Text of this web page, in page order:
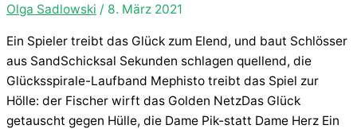
Olga Sadlowski / 8. März 2021
Ein Spieler treibt das Glück zum Elend, und baut Schlösser
aus SandSchicksal Sekunden schlagen quellend, die
Glücksspirale-Laufband Mephisto treibt das Spiel zur
Hölle: der Fischer wirft das Golden NetzDas Glück
getauscht gegen Hülle, die Dame Pik-statt Dame Herz Ein